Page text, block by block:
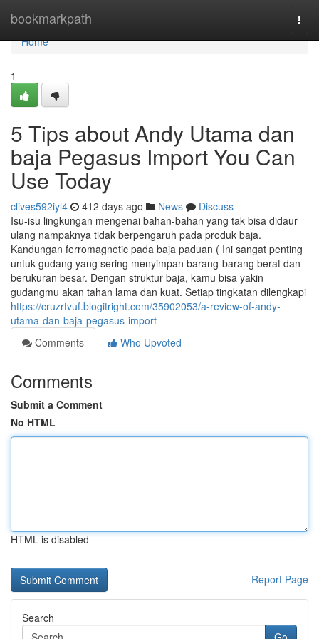
bookmarkpath
Home
Home
1
5 Tips about Andy Utama dan
baja Pegasus Import You Can
Use Today
clives592iyl4 412 days ago News
Discuss
Isu-isu lingkungan mengenai bahan-bahan yang tak bisa didaur
ulang nampaknya tidak berpengaruh pada produk baja.
Kandungan ferromagnetic pada baja paduan ( Ini sangat penting
untuk gudang yang sering menyimpan barang-barang berat dan
berukuran besar. Dengan struktur baja, kamu bisa yakin
gudangmu akan tahan lama dan kuat. Setiap tingkatan dilengkapi
https://cruzrtvuf.blogitright.com/35902053/a-review-of-andy-
utama-dan-baja-pegasus-import
Comments
Who Upvoted
Comments
Submit a Comment
No HTML
HTML is disabled
Report Page
Search